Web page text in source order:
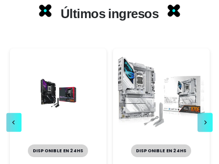
Últimos ingresos
DISPONIBLE EN 24HS DISPONIBLE EN 24HS